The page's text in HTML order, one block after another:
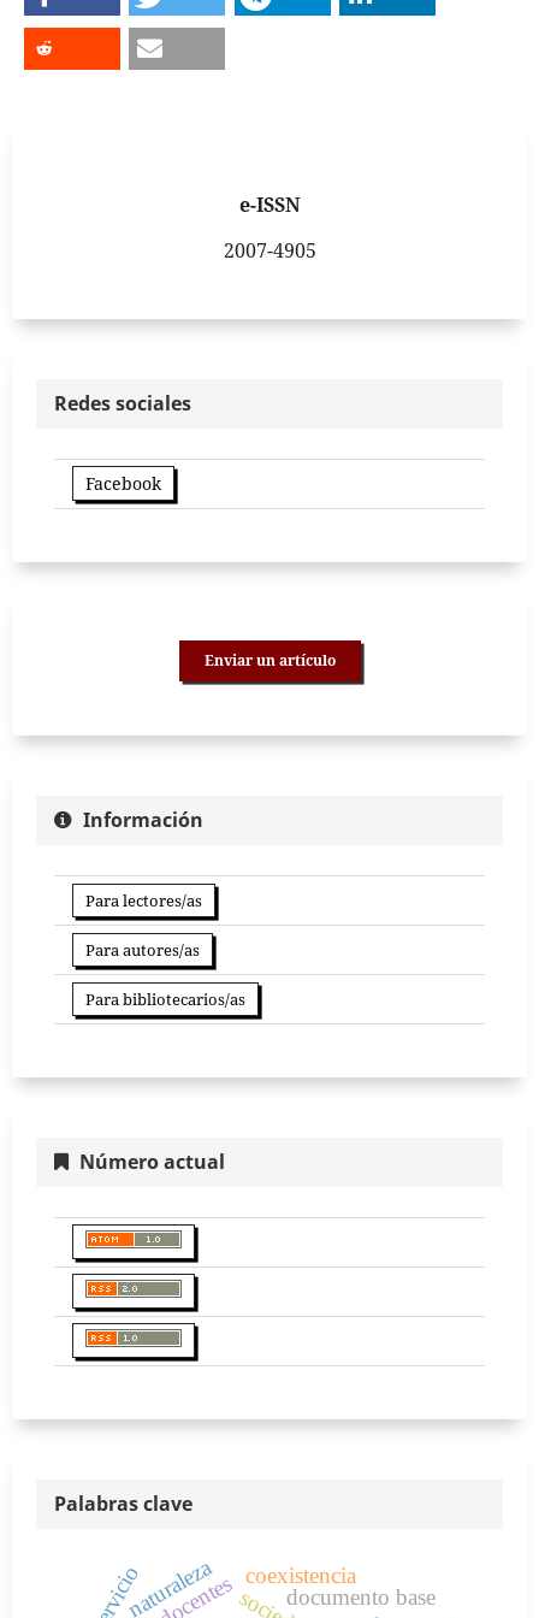
e-ISSN
2007-4905
Redes sociales
Facebook
Enviar un artículo
Información
Para lectores/as
Para autores/as
Para bibliotecarios/as
Número actual
Palabras clave
documento base
docentes
servicio coexistencia
naturaleza